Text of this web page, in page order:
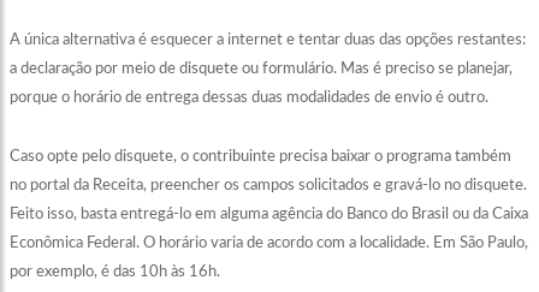
A única alternativa é esquecer a internet e tentar duas das opções restantes:
a declaração por meio de disquete ou formulário. Mas é preciso se planejar,
porque o horário de entrega dessas duas modalidades de envio é outro.
Caso opte pelo disquete, o contribuinte precisa baixar o programa também
no portal da Receita, preencher os campos solicitados e gravá-lo no disquete.
Feito isso, basta entregá-lo em alguma agência do Banco do Brasil ou da Caixa
Econômica Federal. O horário varia de acordo com a localidade. Em São Paulo,
por exemplo, é das 10h às 16h.